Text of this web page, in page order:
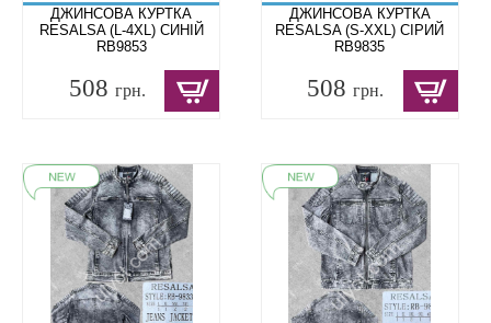
ДЖИНСОВА КУРТКА
RESALSA (L-4XL) СИНІЙ
RB9853
508 грн.
ДЖИНСОВА КУРТКА
RESALSA (S-XXL) СІРИЙ
RB9835
508грн.